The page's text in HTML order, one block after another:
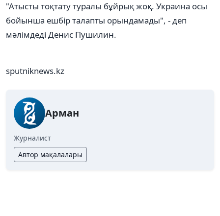
"Атысты тоқтату туралы бұйрық жоқ. Украина осы
бойынша ешбір талапты орындамады", - деп
мәлімдеді Денис Пушилин.
sputniknews.kz
Арман
Журналист
Автор мақалалары